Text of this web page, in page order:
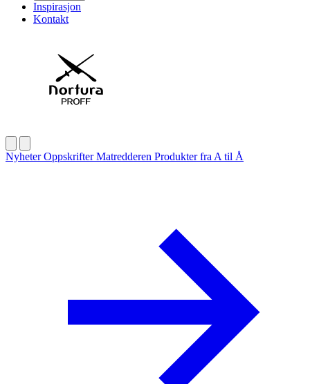
Inspirasjon
Kontakt
NyheterOppskrifterMatredderen Produkter fra A til Å